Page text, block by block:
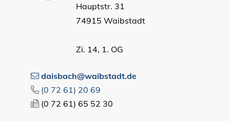
Hauptstr. 31
74915 Waibstadt
Zi. 14, 1. OG
daisbach@waibstadt.de
(0 72 61) 20 69
(0 72 61) 65 52 30